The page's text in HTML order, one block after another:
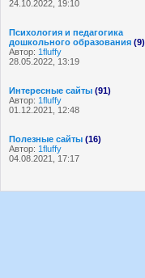
24.10.2022, 19:10
Психология и педагогика
дошкольного образования (9)
Автор: 1fluffy
28.05.2022, 13:19
Интересные сайты (91)
Автор: 1fluffy
01.12.2021, 12:48
Полезные сайты (16)
Автор: 1fluffy
04.08.2021, 17:17